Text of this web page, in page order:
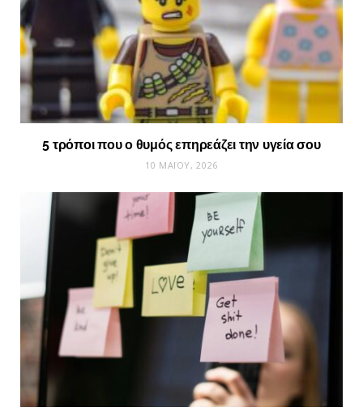
5 τρόποι που ο θυμός επηρεάζει την υγεία σου
10 ΜΑΪ́ΟΥ, 2026